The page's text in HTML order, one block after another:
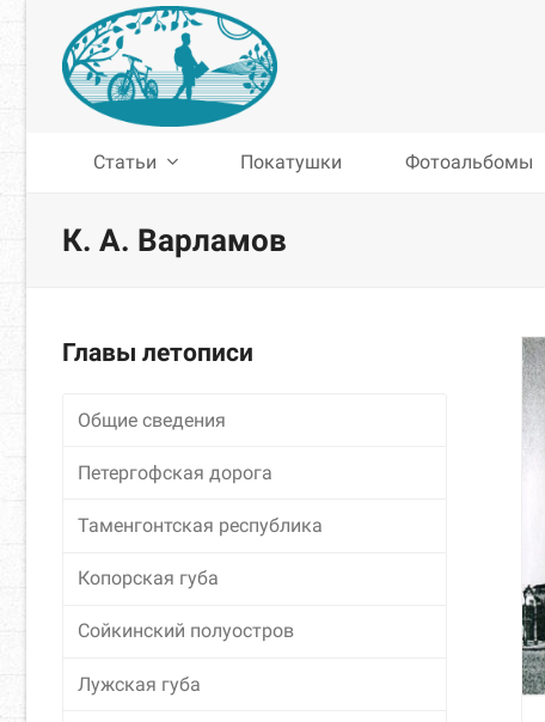
Статьи Покатушки Фотоальбомы
К. А. Варламов
Главы летописи
Общие сведения
Петергофская дорога
Таменгонтская республика
Копорская губа
Сойкинский полуостров
Лужская губа